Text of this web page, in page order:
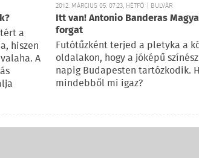
a
hiszen
A
2012. MÁRCIUS 05. 07:23, HÉTFŐ | BULVÁR
Itt van! Antonio Banderas
forgat
Futótűzként terjed a pletyka a
oldalakon, hogy a jóképű
napig Budapesten tartózkodik.
mindebből mi igaz?